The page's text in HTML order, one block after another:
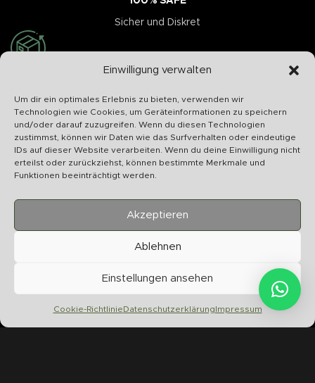
Einwilligung verwalten
Um dir ein optimales Erlebnis zu bieten, verwenden wir
Technologien wie Cookies, um Geräteinformationen zu speichern
und/oder darauf zuzugreifen. Wenn du diesen Technologien
zustimmst, können wir Daten wie das Surfverhalten oder eindeutige
IDs auf dieser Website verarbeiten. Wenn du deine Einwilligung nicht
erteilst oder zurückziehst, können bestimmte Merkmale und
Funktionen beeinträchtigt werden.
Akzeptieren
Ablehnen
Einstellungen ansehen
Cookie-RichtlinieDatenschutzerklärungImpressum
Sicher und Diskret
Schnelle Abwicklung
Chilltime Store
Info@chilltime.de